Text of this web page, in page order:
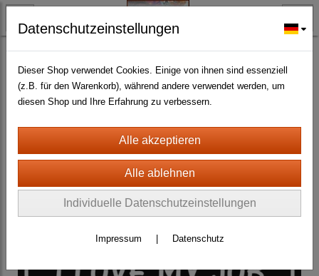
BLECH- + HOLZSCHILDER-MAGNETE
STRASSEN- UND FUN-SCHILDER-div. Grössen(492)
Datenschutzeinstellungen
Dieser Shop verwendet Cookies. Einige von ihnen sind essenziell
(z.B. für den Warenkorb), während andere verwendet werden, um
diesen Shop und Ihre Erfahrung zu verbessern.
Individuelle Datenschutzeinstellungen
Impressum Datenschutz